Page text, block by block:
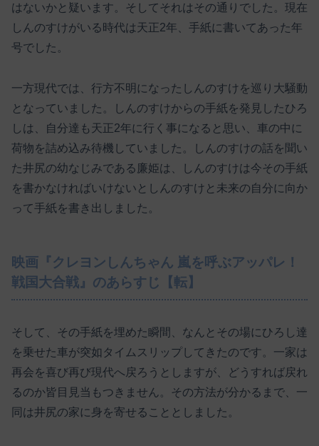
はないかと疑います。そしてそれはその通りでした。現在
しんのすけがいる時代は天正2年、手紙に書いてあった年
号でした。
一方現代では、行方不明になったしんのすけを巡り大騒動
となっていました。しんのすけからの手紙を発見したひろ
しは、自分達も天正2年に行く事になると思い、車の中に
荷物を詰め込み待機していました。しんのすけの話を聞い
た井尻の幼なじみである廉姫は、しんのすけは今その手紙
を書かなければいけないとしんのすけと未来の自分に向か
って手紙を書き出しました。
映画『クレヨンしんちゃん 嵐を呼ぶアッパレ！
戦国大合戦』のあらすじ【転】
そして、その手紙を埋めた瞬間、なんとその場にひろし達
を乗せた車が突如タイムスリップしてきたのです。一家は
再会を喜び再び現代へ戻ろうとしますが、どうすれば戻れ
るのか皆目見当もつきません。その方法が分かるまで、一
同は井尻の家に身を寄せることとしました。